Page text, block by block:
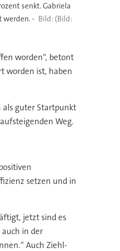
senkt. Gabriela
werden. -
(Bild:
worden“, betont
worden ist, haben
als guter Startpunkt
Weg.
setzen und in
jetzt sind es
in der
Auch Ziehl-